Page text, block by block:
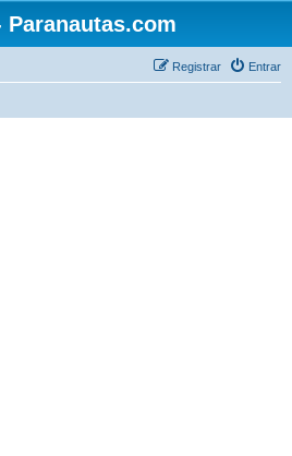
Paranautas.com
Entrar
Registrar